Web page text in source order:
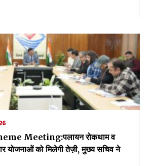
Meeting:पलायन रोकथाम व
योजनाओं को मिलेगी तेज़ी, मुख्य सचिव ने